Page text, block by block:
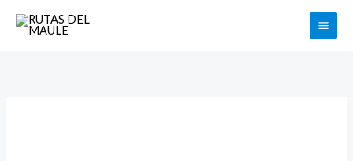
Buscar